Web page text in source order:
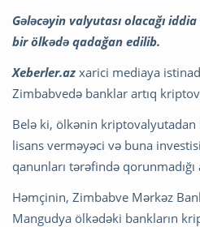
Gələcəyin valyutası olacağı
bir ölkədə qadağan edilib.
Xeberler.az xarici mediaya
Zimbabvedə banklar artıq
Belə ki, ölkənin
lisans verməyəci və buna
qanunları tərəfində qorunmadığı
Həmçinin, Zimbabve Mərkəz
Mangudya ölkədəki bankların